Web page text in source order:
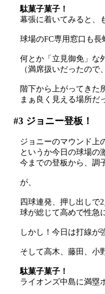
駄菓子菓子！
幕張に着いてみると、
球場のFC専用窓口も長
何とか「立見御免」な
（満席扱いだったの
階下から上がってきた
まぁ良く見える場所だ
#3 ジョニー登板！
ジョニーのマウンド
というか今日の球場の
今までの登板から、調
が、
四球連発、押し出しで
球が総じて高めで性急
しかし！今日は打線が
そして高木、藤田、小
駄菓子菓子！
ライオンズ中島に満塁